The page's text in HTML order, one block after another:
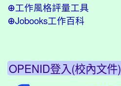
⊕工作風格評量工具
⊕Jobooks工作百科
OPENID登入(校內文件)